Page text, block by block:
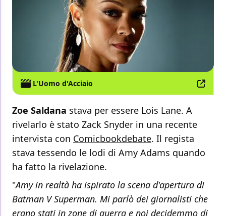
L'Uomo d'Acciaio
Zoe Saldana stava per essere Lois Lane. A
rivelarlo è stato Zack Snyder in una recente
intervista con Comicbookdebate. Il regista
stava tessendo le lodi di Amy Adams quando
ha fatto la rivelazione.
"Amy in realtà ha ispirato la scena d'apertura di
Batman V Superman. Mi parlò dei giornalisti che
erano stati in zone di guerra e noi decidemmo di